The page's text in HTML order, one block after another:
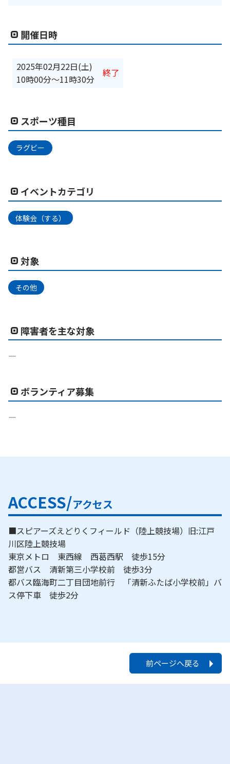
開催日時
2025年02月22日(土)
10時00分〜11時30分
終了
スポーツ種目
ラグビー
イベントカテゴリ
体験会（する）
対象
その他
障害者を主な対象
―
ボランティア募集
―
ACCESS/アクセス
■スピアーズえどりくフィールド（陸上競技場）旧:江戸
川区陸上競技場
東京メトロ 東西線 西葛西駅 徒歩15分
都営バス 清新第三小学校前 徒歩3分
都バス臨海町二丁目団地前行 「清新ふたば小学校前」バ
ス停下車 徒歩2分
前ページへ戻る